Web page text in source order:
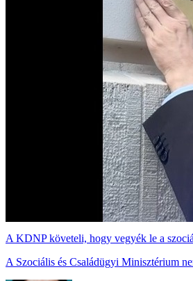
A KDNP követeli, hogy vegyék le a
A Szociális és Családügyi Minisztérium